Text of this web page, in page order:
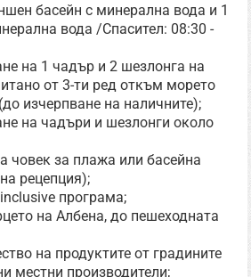
басейн с минерална вода и 1
вода /Спасител: 08:30 -
на 1 чадър и 2 шезлонга на
от 3-ти ред откъм морето
изчерпване на наличните);
на чадъри и шезлонги около
човек за плажа или басейна
рецепция);
програма;
на Албена, до пешеходната
на продуктите от градините
местни производители;